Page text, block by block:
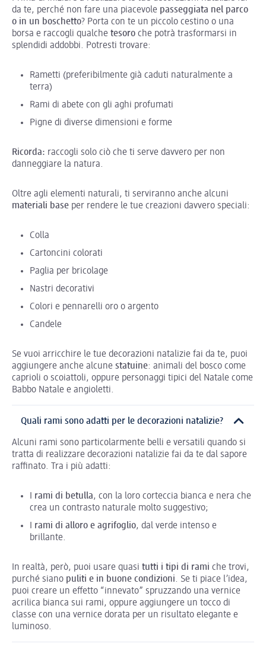
da te, perché non fare una piacevole passeggiata nel parco
o in un boschetto? Porta con te un piccolo cestino o una
borsa e raccogli qualche tesoro che potrà trasformarsi in
splendidi addobbi. Potresti trovare:
Rametti (preferibilmente già caduti naturalmente a
terra)
Rami di abete con gli aghi profumati
Pigne di diverse dimensioni e forme
Ricorda: raccogli solo ciò che ti serve davvero per non
danneggiare la natura.
Oltre agli elementi naturali, ti serviranno anche alcuni
materiali base per rendere le tue creazioni davvero speciali:
Colla
Cartoncini colorati
Paglia per bricolage
Nastri decorativi
Colori e pennarelli oro o argento
Candele
Se vuoi arricchire le tue decorazioni natalizie fai da te, puoi
aggiungere anche alcune statuine: animali del bosco come
caprioli o scoiattoli, oppure personaggi tipici del Natale come
Babbo Natale e angioletti.
Quali rami sono adatti per le decorazioni natalizie?
Alcuni rami sono particolarmente belli e versatili quando si
tratta di realizzare decorazioni natalizie fai da te dal sapore
raffinato. Tra i più adatti:
rami di betulla, con la loro corteccia bianca e nera che
crea un contrasto naturale molto suggestivo;
rami di alloro e agrifoglio, dal verde intenso e
brillante.
In realtà, però, puoi usare quasi tutti i tipi di rami che trovi,
purché siano puliti e in buone condizioni. Se ti piace l’idea,
puoi creare un effetto “innevato” spruzzando una vernice
acrilica bianca sui rami, oppure aggiungere un tocco di
classe con una vernice dorata per un risultato elegante e
luminoso.